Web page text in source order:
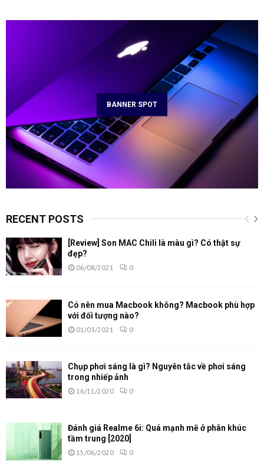
BANNER SPOT
RECENT POSTS
[Review] Son MAC Chili là màu gì? Có thật sự
đẹp?
06/08/2021 0
Có nên mua Macbook không? Macbook phù hợp
với đối tượng nào?
01/03/2021 0
Chụp phơi sáng là gì? Nguyên tắc về phơi sáng
trong nhiếp ảnh
16/11/2020 0
Đánh giá Realme 6i: Quá mạnh mẽ ở phân khúc
tầm trung [2020]
15/06/2020 0